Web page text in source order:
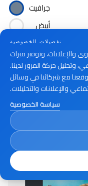
جرافيت
أبيض
تفضيلات الخصوصية
والإعلانات، وتوفير ميزات
وتحليل حركة المرور لدينا.
مع شركائنا في وسائل
والإعلانات والتحليلات.
سياسة الخصوصية